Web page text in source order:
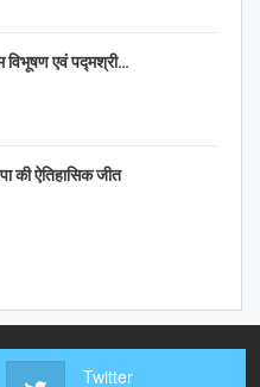
विभूषण एवं पद्मश्री…
की ऐतिहासिक जीत
Twitter